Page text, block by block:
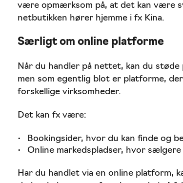
være opmærksom på, at det kan være
netbutikken hører hjemme i fx Kina.
Særligt om online platforme
Når du handler på nettet, kan du
men som egentlig blot er platforme,
forskellige virksomheder.
Det kan fx være:
Bookingsider, hvor du kan finde og
Online markedspladser, hvor
Har du handlet via en online platform,